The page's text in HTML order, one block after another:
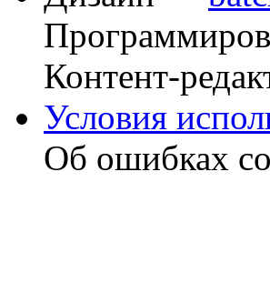
Контент-
Условия
Об ошибках